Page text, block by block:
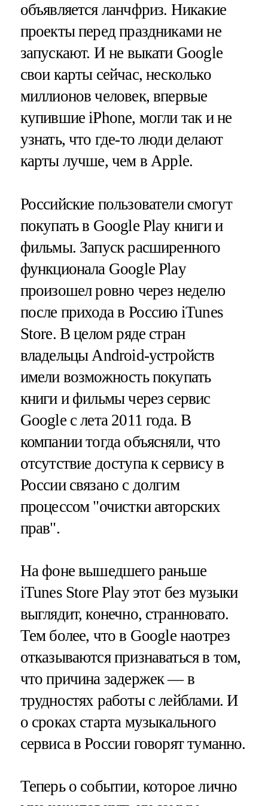
объявляется ланчфриз. Никакие
проекты перед праздниками не
запускают. И не выкати Google
свои карты сейчас, несколько
миллионов человек, впервые
купившие iPhone, могли так и не
узнать, что где-то люди делают
карты лучше, чем в Apple.
Российские пользователи смогут
покупать в Google Play книги и
фильмы. Запуск расширенного
функционала Google Play
произошел ровно через неделю
после прихода в Россию iTunes
Store. В целом ряде стран
владельцы Android-устройств
имели возможность покупать
книги и фильмы через сервис
Google с лета 2011 года. В
компании тогда объясняли, что
отсутствие доступа к сервису в
России связано с долгим
процессом "очистки авторских
прав".
На фоне вышедшего раньше
iTunes Store Play этот без музыки
выглядит, конечно, странновато.
Тем более, что в Google наотрез
отказываются признаваться в том,
что причина задержек — в
трудностях работы с лейблами. И
о сроках старта музыкального
сервиса в России говорят туманно.
Теперь о событии, которое лично